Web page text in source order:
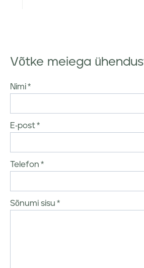
Võtke meiega
Nimi
E-post
Telefon
Sõnumi sisu